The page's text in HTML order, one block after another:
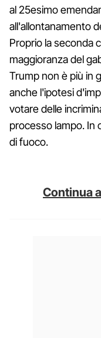
al 25esimo
all'allontanamento
Proprio la seconda
maggioranza del
Trump non è più in
anche l'ipotesi
votare delle
processo lampo. In
di fuoco.
Continua